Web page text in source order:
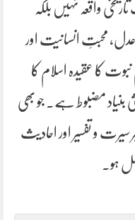
واقعہ نہیں بلکہ
محبتِ انسانیت اور
کا عقیدہ اسلام کا
بنیاد مضبوط ہے۔ جو بھی
سیرت و تفسیر اور احادیث
ہو۔